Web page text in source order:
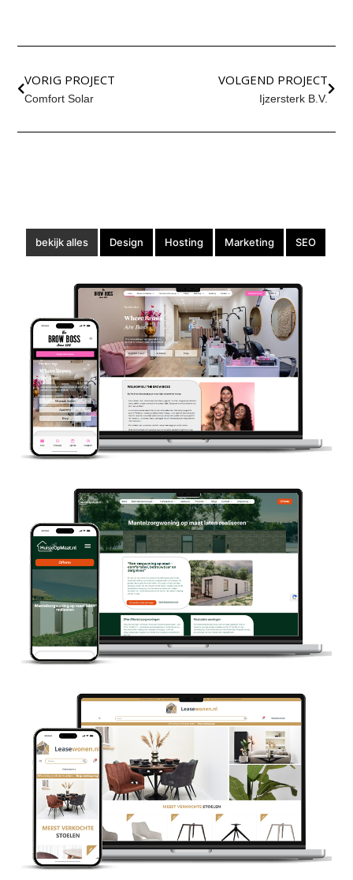
VORIG PROJECT
Comfort Solar
VOLGEND PROJECT
Ijzersterk B.V.
bekijk alles Design Hosting Marketing SEO